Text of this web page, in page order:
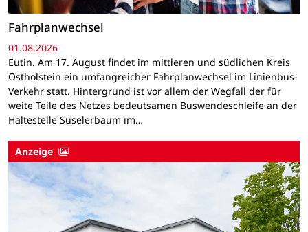
Fahrplanwechsel
01.08.2026
Eutin. Am 17. August findet im mittleren und südlichen Kreis
Ostholstein ein umfangreicher Fahrplanwechsel im Linienbus-
Verkehr statt. Hintergrund ist vor allem der Wegfall der für
weite Teile des Netzes bedeutsamen Buswendeschleife an der
Haltestelle Süselerbaum im…
Anzeige